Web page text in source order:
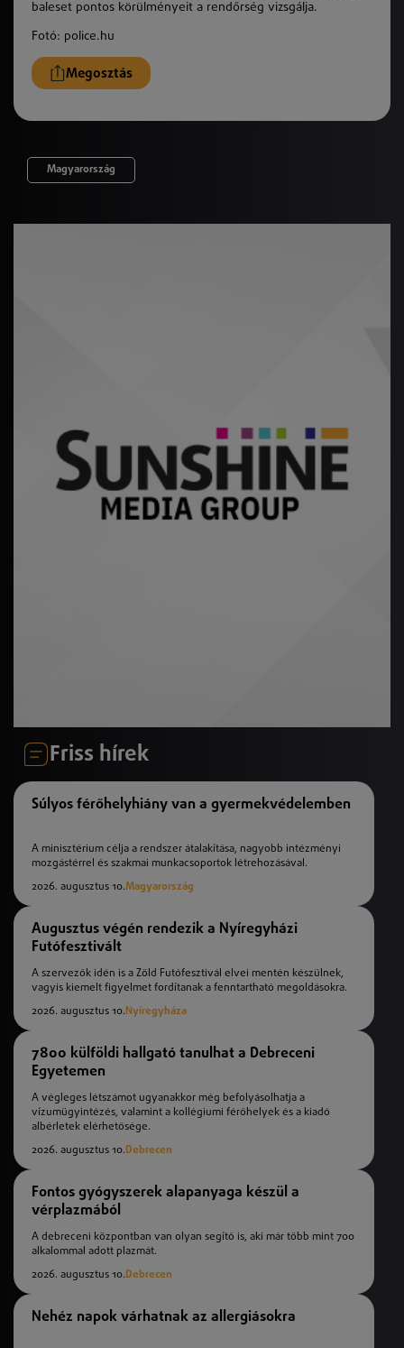
baleset pontos körülményeit a rendőrség vizsgálja.
Fotó: police.hu
Megosztás
Magyarország
Friss hírek
Súlyos férőhelyhiány van a gyermekvédelemben
A minisztérium célja a rendszer átalakítása, nagyobb intézményi
mozgástérrel és szakmai munkacsoportok létrehozásával.
2026. augusztus 10.Magyarország
Augusztus végén rendezik a Nyíregyházi
Futófesztivált
A szervezők idén is a Zöld Futófesztivál elvei mentén készülnek,
vagyis kiemelt figyelmet fordítanak a fenntartható megoldásokra.
2026. augusztus 10. Nyíregyháza
7800 külföldi hallgató tanulhat a Debreceni
Egyetemen
A végleges létszámot ugyanakkor még befolyásolhatja a
vízumügyintézés, valamint a kollégiumi férőhelyek és a kiadó
albérletek elérhetősége.
2026. augusztus 10.Debrecen
Fontos gyógyszerek alapanyaga készül a
vérplazmából
A debreceni központban van olyan segítő is, aki már több mint 700
alkalommal adott plazmát.
2026. augusztus 10.Debrecen
Nehéz napok várhatnak az allergiásokra